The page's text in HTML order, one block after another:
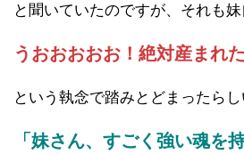
と聞いていたのですが、それも
うおおおおお！絶対産まれた
という執念で踏みとどまったらし
「妹さん、すごく強い魂を